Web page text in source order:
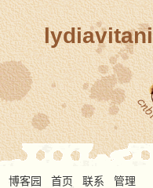
lydiavitani
博客园 首页 联系 管理